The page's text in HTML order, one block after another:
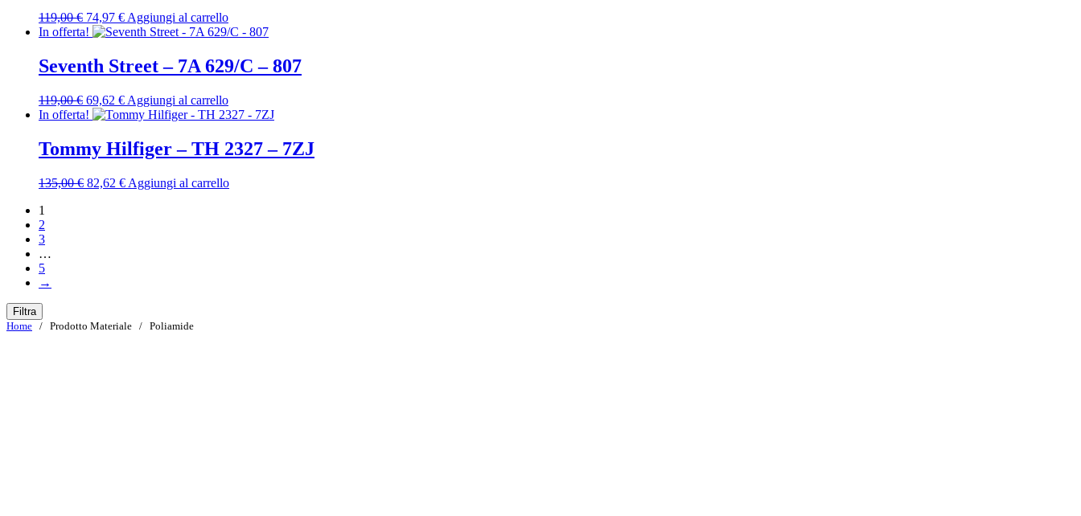
119,00€ Il
prezzo
era:
119,00 €.
74,97 €Il
prezzo
è:
74,97 €.
Aggiungi al carrello
In offerta!
Seventh Street – 7A 629/C – 807
119,00€ Il
prezzo
119,00 €.
69,62 €Il
prezzo
è:
69,62 €.
Aggiungi al carrello
In offerta!
Tommy Hilfiger – TH 2327 – 7ZJ
135,00€ Il
82,62 €IlAggiungi al carrello
1
2
3
…
5
→
Filtra
Home / Prodotto Materiale / Poliamide